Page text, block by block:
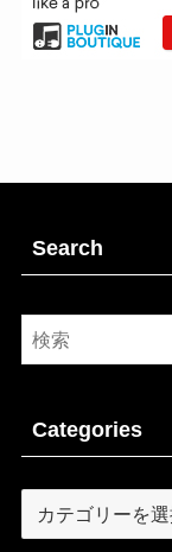
Search
Categories
Categories